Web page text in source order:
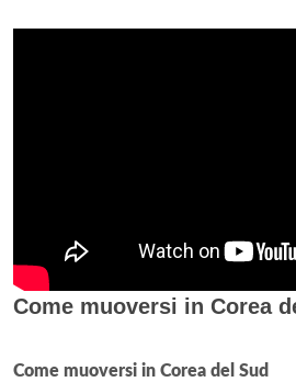
Come muoversi in Corea
Come muoversi in Corea del Sud